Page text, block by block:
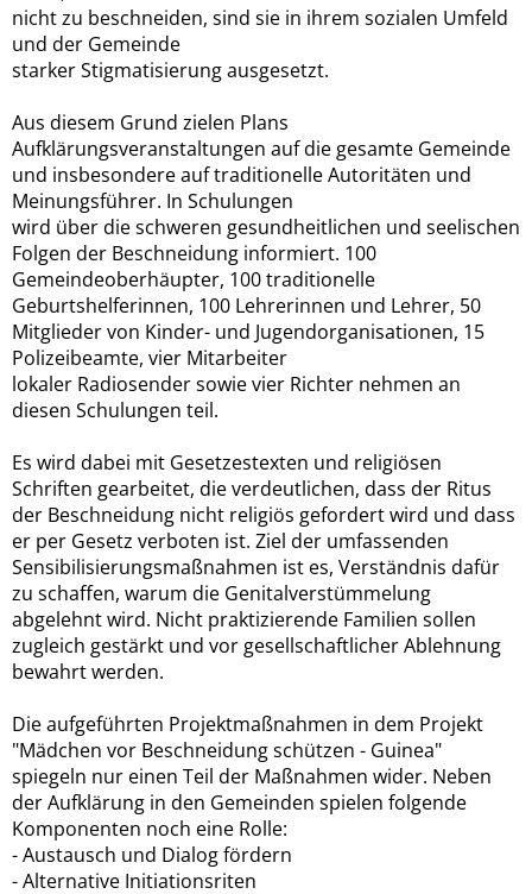
nicht zu beschneiden, sind sie in ihrem sozialen Umfeld
und der Gemeinde
starker Stigmatisierung ausgesetzt.
Aus diesem Grund zielen Plans
Aufklärungsveranstaltungen auf die gesamte Gemeinde
und insbesondere auf traditionelle Autoritäten und
Meinungsführer. In Schulungen
wird über die schweren gesundheitlichen und seelischen
Folgen der Beschneidung informiert. 100
Gemeindeoberhäupter, 100 traditionelle
Geburtshelferinnen, 100 Lehrerinnen und Lehrer, 50
Mitglieder von Kinder- und Jugendorganisationen, 15
Polizeibeamte, vier Mitarbeiter
lokaler Radiosender sowie vier Richter nehmen an
diesen Schulungen teil.
Es wird dabei mit Gesetzestexten und religiösen
Schriften gearbeitet, die verdeutlichen, dass der Ritus
der Beschneidung nicht religiös gefordert wird und dass
er per Gesetz verboten ist. Ziel der umfassenden
Sensibilisierungsmaßnahmen ist es, Verständnis dafür
zu schaffen, warum die Genitalverstümmelung
abgelehnt wird. Nicht praktizierende Familien sollen
zugleich gestärkt und vor gesellschaftlicher Ablehnung
bewahrt werden.
Die aufgeführten Projektmaßnahmen in dem Projekt
"Mädchen vor Beschneidung schützen - Guinea"
spiegeln nur einen Teil der Maßnahmen wider. Neben
der Aufklärung in den Gemeinden spielen folgende
Komponenten noch eine Rolle:
- Austausch und Dialog fördern
- Alternative Initiationsriten